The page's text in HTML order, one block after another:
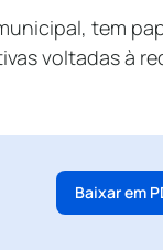
tem
voltadas à
Baixar em